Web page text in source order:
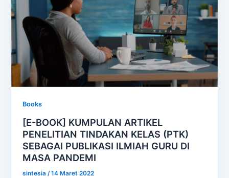
Books
[E-BOOK] KUMPULAN ARTIKEL
PENELITIAN TINDAKAN KELAS (PTK)
SEBAGAI PUBLIKASI ILMIAH GURU DI
MASA PANDEMI
sintesia/14 Maret 2022